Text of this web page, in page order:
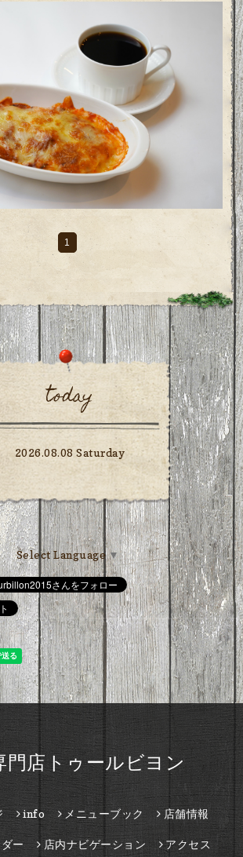
1
today
2026.08.08 Saturday
Select Language▼
門店トゥールビヨン
info メニューブック 店舗情報
ー 店内ナビゲーション アクセス